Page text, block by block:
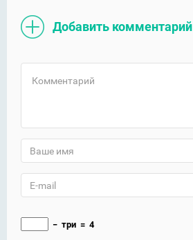
Добавить комментарий
− три = 4